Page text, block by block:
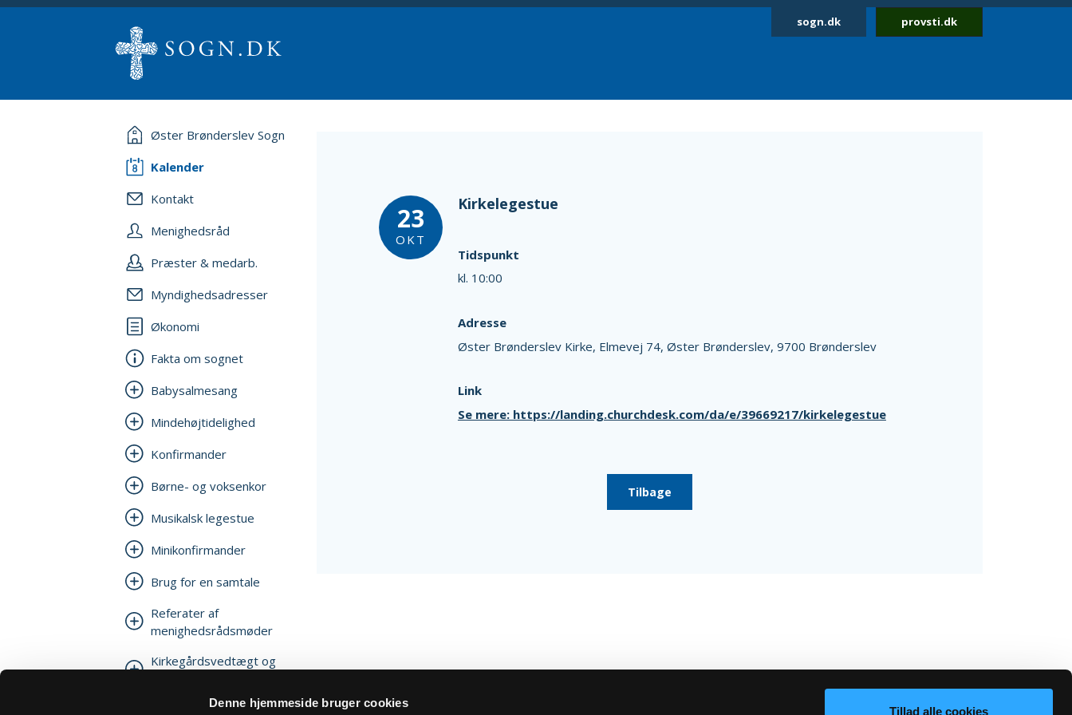
Denne hjemmeside bruger cookies
Tillad alle cookies
sogn.dk provsti.dk
Øster Brønderslev Sogn
Kalender
Kontakt
Menighedsråd
Præster & medarb.
Myndighedsadresser
Økonomi
Fakta om sognet
Babysalmesang
Mindehøjtidelighed
Konfirmander
Børne- og voksenkor
Musikalsk legestue
Minikonfirmander
Brug for en samtale
Referater af
menighedsrådsmøder
Kirkegårdsvedtægt og
Kirkegården
23
OKT
Kirkelegestue
Tidspunkt
kl. 10:00
Adresse
Øster Brønderslev Kirke, Elmevej 74, Øster Brønderslev, 9700 Brønderslev
Link
Se mere: https://landing.churchdesk.com/da/e/39669217/kirkelegestue
Tilbage